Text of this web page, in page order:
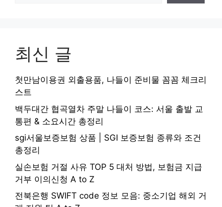
최신 글
첫만남이용권 외출용품, 나들이 준비물 꼼꼼 체크리
스트
백두대간 협곡열차 주말 나들이 코스: 서울 출발 교
통편 & 소요시간 총정리
sgi서울보증보험 상품 | SGI 보증보험 종류와 조건
총정리
실손보험 거절 사유 TOP 5 대처 방법, 보험금 지급
거부 이의신청 A to Z
전북은행 SWIFT code 정보 모음: 중소기업 해외 거